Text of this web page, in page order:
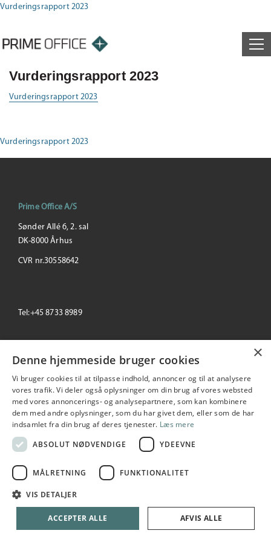
Vurderingsrapport 2023
Vurderingsrapport 2023
Vurderingsrapport 2023
Vurderingsrapport 2023
Prime Office A/S
Sønder Allé 6, 2. sal
DK-8000 Århus
CVR nr.30558642
Tel:+45 8733 8989
Prime Office
Seneste
195,00
1.04 %
×
Denne hjemmeside bruger cookies
Vi bruger cookies til at tilpasse indhold, annoncer og til at analysere
vores trafik. Vi deler også oplysninger om din brug af vores websted
med vores annoncerings- og analysepartnere, som kan kombinere
dem med andre oplysninger, som du har givet dem, eller som de har
indsamlet fra din brug af deres tjenester. Læs mere
ABSOLUT NØDVENDIGE
YDEEVNE
MÅLRETNING FUNKTIONALITET
VIS DETALJER
ACCEPTER ALLE AFVIS ALLE